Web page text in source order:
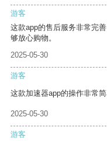
游客
这款app的售后服务非常完
够放心购物。
2025-05-30
游客
这款加速器app的操作非常
2025-05-30
游客